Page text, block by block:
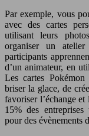
Par exemple, vous
avec des cartes
utilisant leurs
organiser un
participants
d’un animateur, en
Les cartes
briser la glace, de
favoriser l’échange
15% des entreprises
pour des évènements